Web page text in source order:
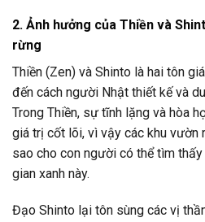
2. Ảnh hưởng của Thiền và
rừng
Thiền (Zen) và Shinto là hai tôn
đến cách người Nhật thiết kế và
Trong Thiền, sự tĩnh lặng và hòa
giá trị cốt lõi, vì vậy các khu
sao cho con người có thể tìm
gian xanh này.
Đạo Shinto lại tôn sùng các vị